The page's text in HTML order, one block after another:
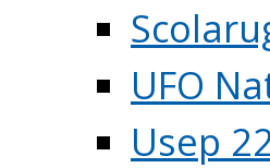
UFO
Usep